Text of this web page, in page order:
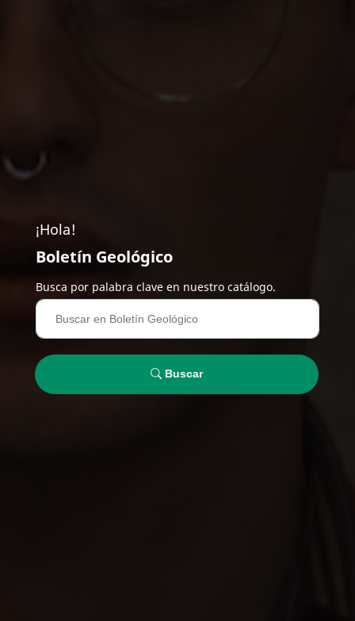
¡Hola!
Boletín Geológico
Busca por palabra clave en nuestro catálogo.
Buscar